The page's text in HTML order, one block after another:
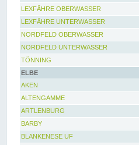
LEXFÄHRE OBERWASSER
LEXFÄHRE UNTERWASSER
NORDFELD OBERWASSER
NORDFELD UNTERWASSER
TÖNNING
ELBE
AKEN
ALTENGAMME
ARTLENBURG
BARBY
BLANKENESE UF